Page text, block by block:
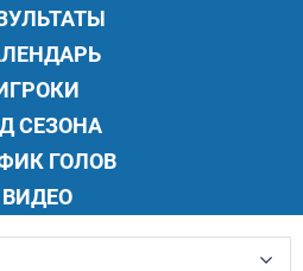
СЕЗОНА
ГОЛОВ
ВИДЕО